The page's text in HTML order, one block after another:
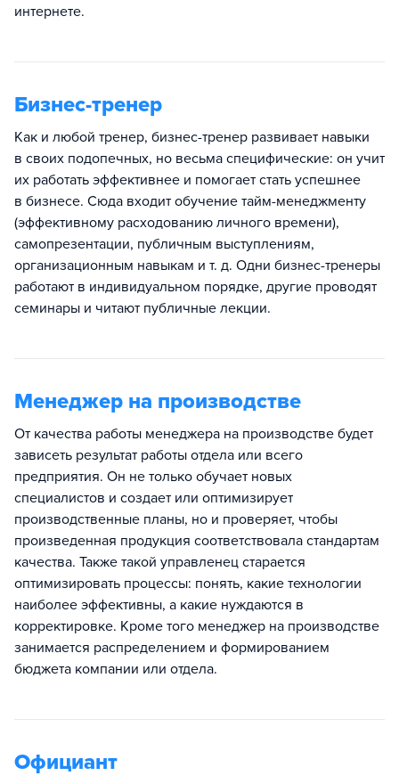
интернете.
Бизнес-тренер
Как и любой тренер, бизнес-тренер развивает навыки
в своих подопечных, но весьма специфические: он учит
их работать эффективнее и помогает стать успешнее
в бизнесе. Сюда входит обучение тайм-менеджменту
(эффективному расходованию личного времени),
самопрезентации, публичным выступлениям,
организационным навыкам и т. д. Одни бизнес-тренеры
работают в индивидуальном порядке, другие проводят
семинары и читают публичные лекции.
Менеджер на производстве
От качества работы менеджера на производстве будет
зависеть результат работы отдела или всего
предприятия. Он не только обучает новых
специалистов и создает или оптимизирует
производственные планы, но и проверяет, чтобы
произведенная продукция соответствовала стандартам
качества. Также такой управленец старается
оптимизировать процессы: понять, какие технологии
наиболее эффективны, а какие нуждаются в
корректировке. Кроме того менеджер на производстве
занимается распределением и формированием
бюджета компании или отдела.
Официант